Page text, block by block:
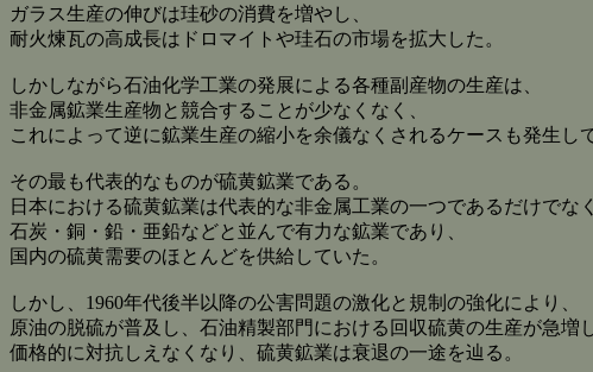
ガラス生産の伸びは珪砂の消費を増やし、
耐火煉瓦の高成長はドロマイトや珪石の市場を拡大した。
しかしながら石油化学工業の発展による各種副産物の生産は、
非金属鉱業生産物と競合することが少なくなく、
これによって逆に鉱業生産の縮小を余儀なくされるケースも発生し
その最も代表的なものが硫黄鉱業である。
日本における硫黄鉱業は代表的な非金属工業の一つであるだけでなく
石炭・銅・鉛・亜鉛などと並んで有力な鉱業であり、
国内の硫黄需要のほとんどを供給していた。
しかし、1960年代後半以降の公害問題の激化と規制の強化により、
原油の脱硫が普及し、石油精製部門における回収硫黄の生産が急増
価格的に対抗しえなくなり、硫黄鉱業は衰退の一途を辿る。